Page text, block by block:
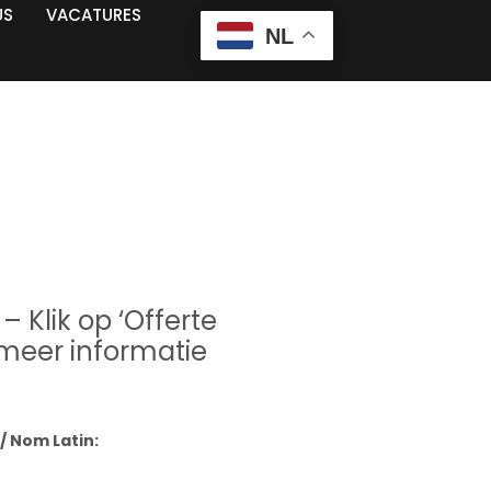
VORIGE VOLGENDE
Klik op ‘Offerte
informatie
Nom Latin:
VACATURES
NL